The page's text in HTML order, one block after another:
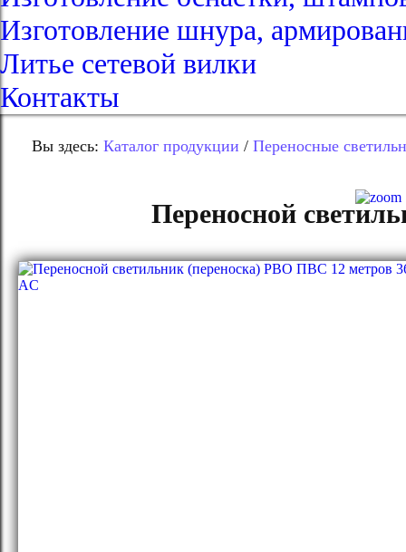
Изготовление шнура,
Литье сетевой вилки
Контакты
Вы здесь: Каталог продукции / Переносные
Переносной